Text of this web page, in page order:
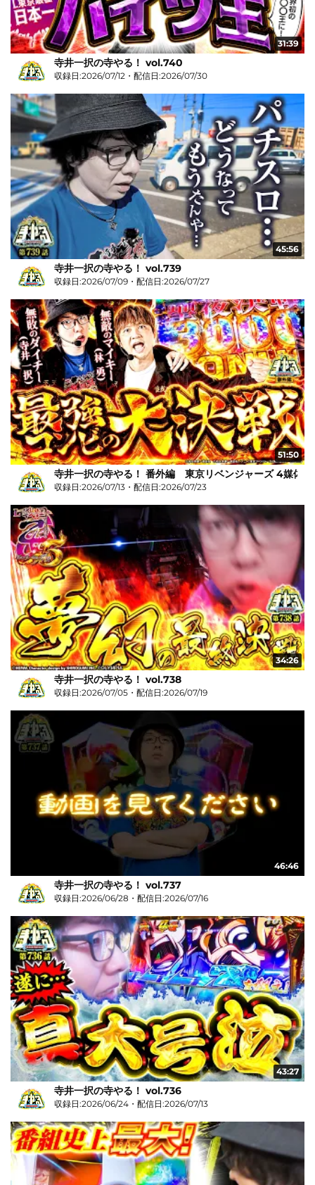
31:39
寺井一択の寺やる！ vol.740
収録日:2026/07/12・配信日:2026/07/30
45:56
寺井一択の寺やる！ vol.739
収録日:2026/07/09・配信日:2026/07/27
51:50
寺井一択の寺やる！ 番外編 東京リベンジャーズ 4媒体リ
収録日:2026/07/13・配信日:2026/07/23
34:26
寺井一択の寺やる！ vol.738
収録日:2026/07/05・配信日:2026/07/19
46:46
寺井一択の寺やる！ vol.737
収録日:2026/06/28・配信日:2026/07/16
43:27
寺井一択の寺やる！ vol.736
収録日:2026/06/24・配信日:2026/07/13